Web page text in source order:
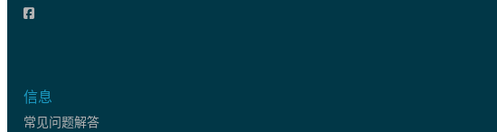
信息
常见问题解答